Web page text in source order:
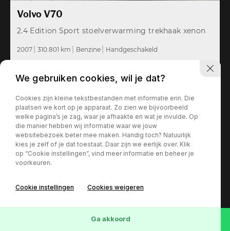
Volvo V70
2.4 Edition Sport stoelverwarming trekhaak xenon
2007 310.801 km Benzine Handgeschakeld
We gebruiken cookies, wil je dat?
Cookies zijn kleine tekstbestanden met informatie erin. Die
plaatsen we kort op je apparaat. Zo zien we bijvoorbeeld
welke pagina’s je zag, waar je afhaakte en wat je invulde. Op
die manier hebben wij informatie waar we jouw
websitebezoek beter mee maken. Handig toch? Natuurlijk
kies je zelf of je dat toestaat. Daar zijn we eerlijk over. Klik
op “Cookie instellingen”, vind meer informatie en beheer je
voorkeuren.
Cookie instellingen Cookies weigeren
Ga akkoord